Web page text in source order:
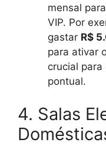
mensal
VIP. Por
gastar R$
para ativar
crucial
pontual.
4. Salas